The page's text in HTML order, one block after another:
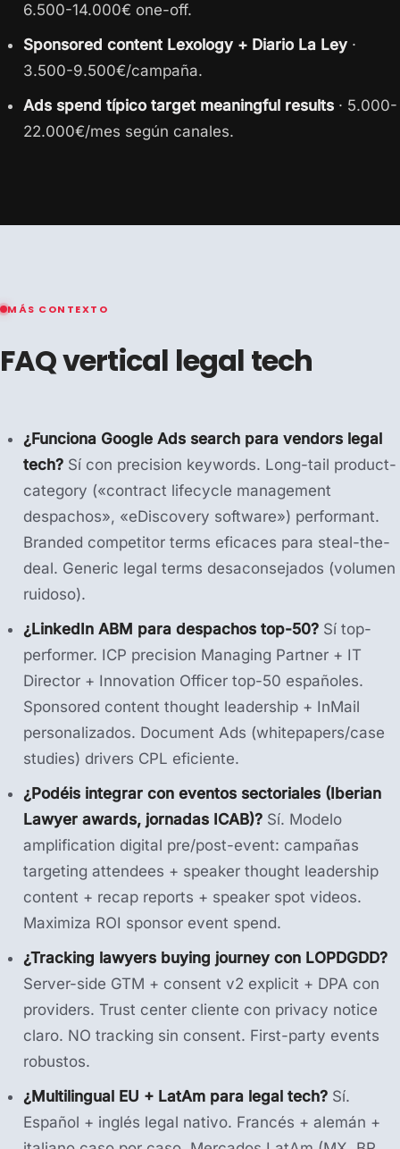
6.500-14.000€ one-off.
Sponsored content Lexology + Diario La Ley ·
3.500-9.500€/campaña.
Ads spend típico target meaningful results · 5.000-
22.000€/mes según canales.
MÁS CONTEXTO
FAQ vertical legal tech
¿Funciona Google Ads search para vendors legal
tech? Sí con precision keywords. Long-tail product-
category («contract lifecycle management
despachos», «eDiscovery software») performant.
Branded competitor terms eficaces para steal-the-
deal. Generic legal terms desaconsejados (volumen
ruidoso).
¿LinkedIn ABM para despachos top-50? Sí top-
performer. ICP precision Managing Partner + IT
Director + Innovation Officer top-50 españoles.
Sponsored content thought leadership + InMail
personalizados. Document Ads (whitepapers/case
studies) drivers CPL eficiente.
¿Podéis integrar con eventos sectoriales (Iberian
Lawyer awards, jornadas ICAB)? Sí. Modelo
amplification digital pre/post-event: campañas
targeting attendees + speaker thought leadership
content + recap reports + speaker spot videos.
Maximiza ROI sponsor event spend.
¿Tracking lawyers buying journey con LOPDGDD?
Server-side GTM + consent v2 explicit + DPA con
providers. Trust center cliente con privacy notice
claro. NO tracking sin consent. First-party events
robustos.
¿Multilingual EU + LatAm para legal tech? Sí.
Español + inglés legal nativo. Francés + alemán +